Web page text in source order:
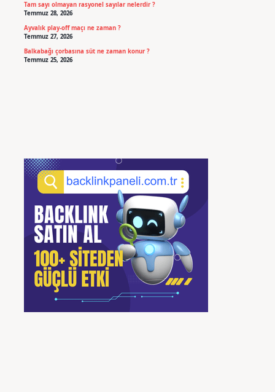
Tam sayı olmayan rasyonel sayılar nelerdir ?
Temmuz 28, 2026
Ayvalık play-off maçı ne zaman ?
Temmuz 27, 2026
Balkabağı çorbasına süt ne zaman konur ?
Temmuz 25, 2026